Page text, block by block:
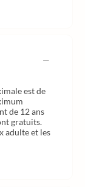
est de
de 12 ans
gratuits.
adulte et les